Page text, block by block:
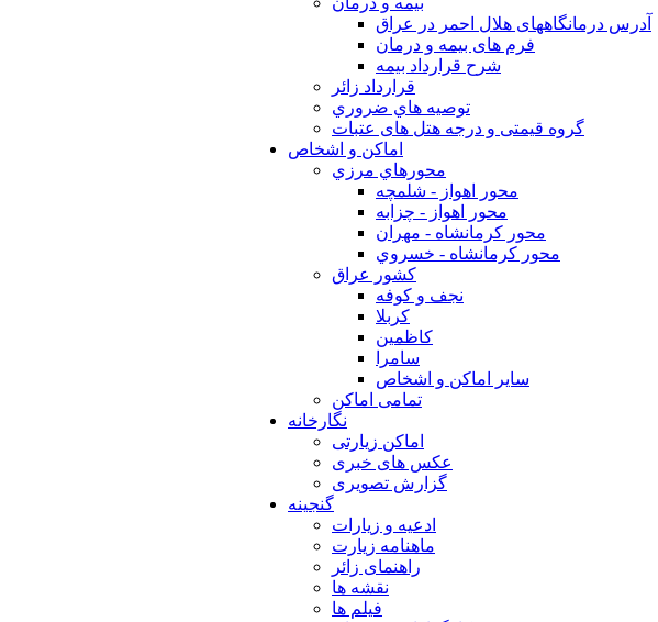
آدرس درمانگاههای هلال احمر در عراق
فرم های بیمه و درمان
شرح قرارداد بیمه
قرارداد زائر
توصيه هاي ضروري
گروه قیمتی و درجه هتل های عتبات
اماکن و اشخاص
محورهاي مرزي
محور اهواز - شلمچه
محور اهواز - چزابه
محور كرمانشاه - مهران
محور كرمانشاه - خسروي
كشور عراق
نجف و كوفه
كربلا
كاظمين
سامرا
ساير اماكن و اشخاص
تمامی اماکن
نگارخانه
اماکن زیارتی
عکس های خبری
گزارش تصویری
گنجینه
ادعیه و زیارات
ماهنامه زیارت
راهنمای زائر
نقشه ها
فیلم ها